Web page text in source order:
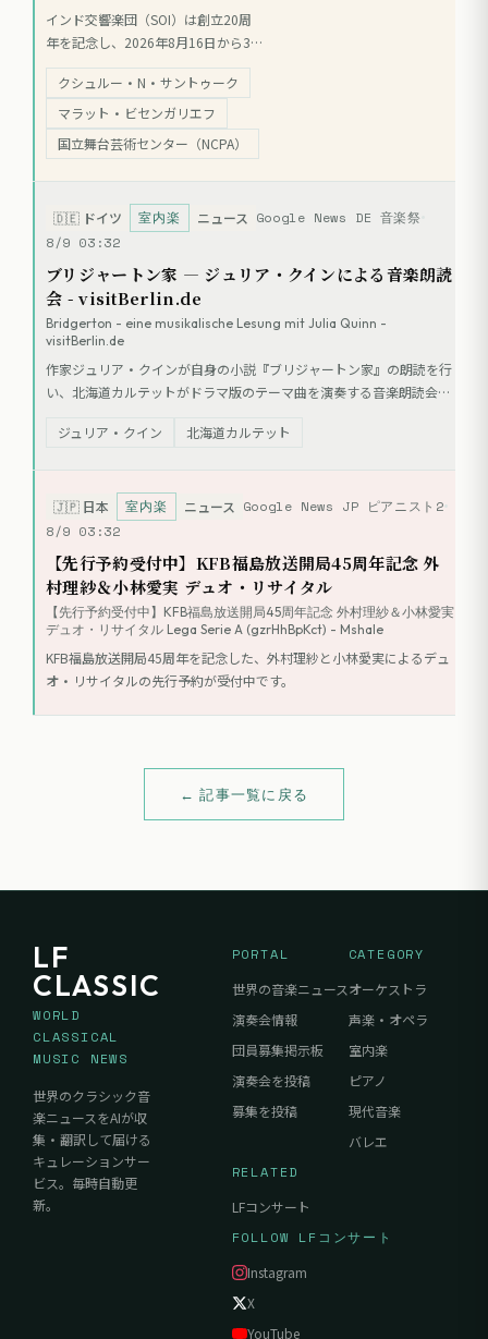
インド交響楽団（SOI）は創立20周
年を記念し、2026年8月16日から30
日までムンバイのNCPAにて秋季シー
ズンを開催する。首席指揮者マーテ
ィン・ブラビンズや初登場となるア
レッサンドロ・ボナートらが指揮を
務め、ベートーヴェンの交響曲や協
奏曲をはじめとする多彩なプログラ
ムを披露する。また、室内楽公演や
若手育成の取り組みを通じ、インド
におけるプロオーケストラとしての
さらなる発展を目指す。
クシュルー・N・サントゥーク
マラット・ビセンガリエフ
国立舞台芸術センター（NCPA）
🇩🇪 ドイツ 室内楽 ニュース
Google News DE 音楽祭
8/9 03:32
ブリジャートン家 ― ジュリア・クインによる音楽朗読
会 - visitBerlin.de
Bridgerton - eine musikalische Lesung mit Julia Quinn -
visitBerlin.de
作家ジュリア・クインが自身の小説『ブリジャートン家』の朗読を行
い、北海道カルテットがドラマ版のテーマ曲を演奏する音楽朗読会が
ジュリア・クイン
北海道カルテット
🇯🇵 日本 室内楽 ニュース
Google News JP ピアニスト2
8/9 03:32
【先行予約受付中】KFB福島放送開局45周年記念 外
村理紗＆小林愛実 デュオ・リサイタル
【先行予約受付中】KFB福島放送開局45周年記念 外村理紗＆小林愛実
デュオ・リサイタル Lega Serie A (gzrHhBpKct) - Mshale
KFB福島放送開局45周年を記念した、外村理紗と小林愛実によるデュ
オ・リサイタルの先行予約が受付中です。
← 記事一覧に戻る
LF
CLASSIC
WORLD
CLASSICAL
MUSIC NEWS
世界のクラシック音
楽ニュースをAIが収
集・翻訳して届ける
キュレーションサー
ビス。毎時自動更
新。
PORTAL
世界の音楽ニュース
演奏会情報
団員募集掲示板
演奏会を投稿
募集を投稿
CATEGORY
オーケストラ
声楽・オペラ
室内楽
ピアノ
現代音楽
バレエ
RELATED
LFコンサート
FOLLOW LFコンサート
Instagram
X
YouTube